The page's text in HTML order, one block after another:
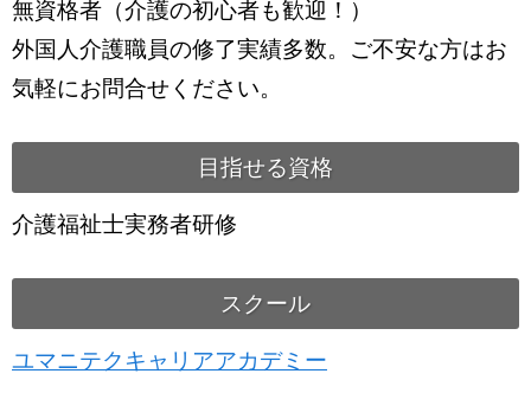
無資格者（介護の初心者も歓迎！）
外国人介護職員の修了実績多数。ご不安な方はお
気軽にお問合せください。
目指せる資格
介護福祉士実務者研修
スクール
ユマニテクキャリアアカデミー